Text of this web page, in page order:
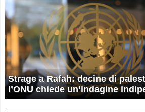
Strage a Rafah: decine di
l’ONU chiede un’indagine